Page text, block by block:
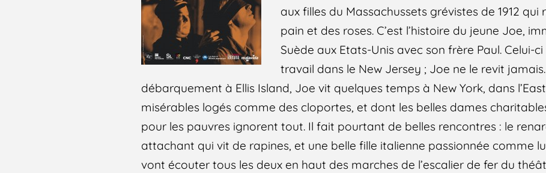
aux filles du Massachussets grévistes de 1912
pain et des roses. C’est l’histoire du jeune Joe,
Suède aux Etats-Unis avec son frère Paul. Celui-
travail dans le New Jersey ; Joe ne le revit
débarquement à Ellis Island, Joe vit quelques temps à New York, dans
misérables logés comme des cloportes, et dont les belles dames
pour les pauvres ignorent tout. Il fait pourtant de belles rencontres : le
attachant qui vit de rapines, et une belle fille italienne passionnée comme lui
vont écouter tous les deux en haut des marches de l’escalier de fer du